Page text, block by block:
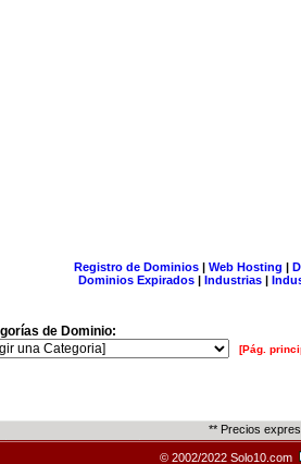
Registro de Dominios| Web Hosting |
Dominios Expirados | Industrias |
de Dominio:
[Pág.
** Precios
© 2002/2022 Solo10.com